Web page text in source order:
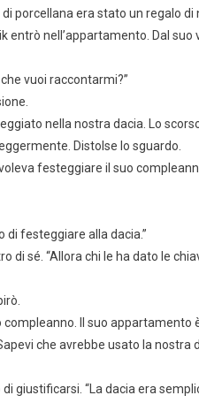
porcellana era stato un regalo di
entrò nell’appartamento. Dal
vuoi raccontarmi?”
nella nostra dacia. Lo
Distolse lo sguardo.
festeggiare il suo
di festeggiare alla dacia.”
di sé. “Allora chi le ha dato le
Il suo appartamento
che avrebbe usato la
giustificarsi. “La dacia era